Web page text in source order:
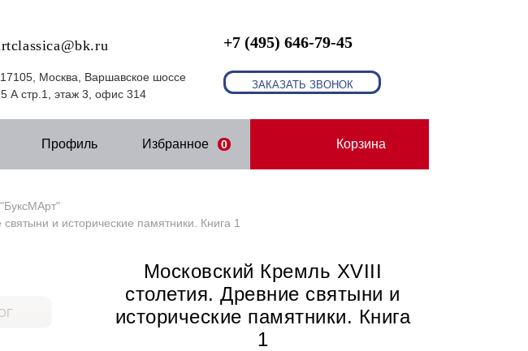
Москва, Варшавское шоссе
А стр.1, этаж 3, офис 314
+7 (495) 646-79-45
ЗАКАЗАТЬ ЗВОНОК
Профиль Избранное 0 Корзина
"БуксМАрт"
и исторические памятники. Книга 1
Московский Кремль XVIII
столетия. Древние святыни и
исторические памятники. Книга
1